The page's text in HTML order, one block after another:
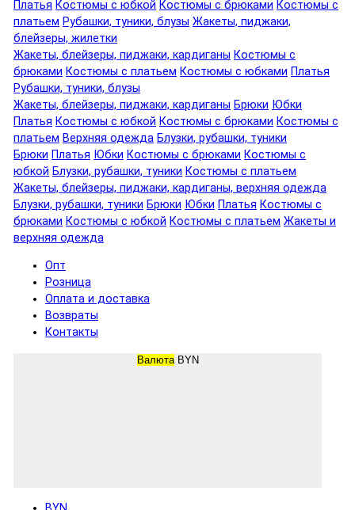
Платья Костюмы с юбкой Костюмы с брюками Костюмы с
платьем Рубашки, туники, блузы Жакеты, пиджаки,
блейзеры, жилетки
Жакеты, блейзеры, пиджаки, кардиганы Костюмы с
брюками Костюмы с платьем Костюмы с юбками Платья
Рубашки, туники, блузы
Жакеты, блейзеры, пиджаки, кардиганы Брюки Юбки
Платья Костюмы с юбкой Костюмы с брюками Костюмы с
платьем Верхняя одежда Блузки, рубашки, туники
Брюки Платья Юбки Костюмы с брюками Костюмы с
юбкой Блузки, рубашки, туники Костюмы с платьем
Жакеты, блейзеры, пиджаки, кардиганы, верхняя одежда
Блузки, рубашки, туники Брюки Юбки Платья Костюмы с
брюками Костюмы с юбкой Костюмы с платьем Жакеты и
верхняя одежда
Опт
Розница
Оплата и доставка
Возвраты
Контакты
Валюта BYN